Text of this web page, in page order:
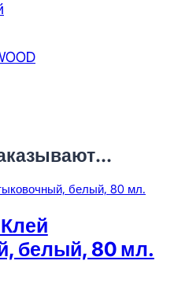
белый, 80 мл.